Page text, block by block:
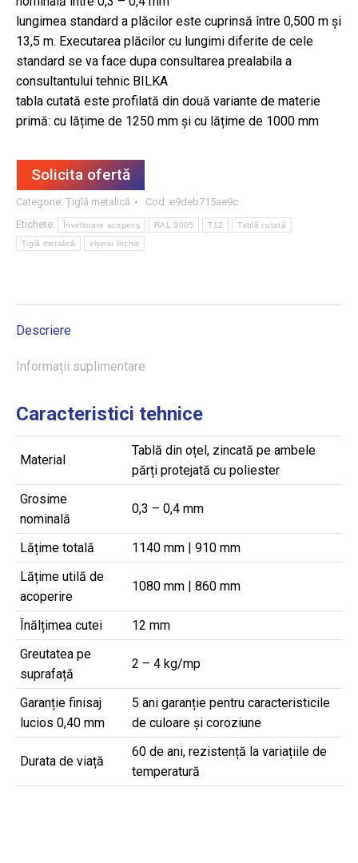
lungimea standard a plăcilor este cuprinsă între 0,500 m și
13,5 m. Executarea plăcilor cu lungimi diferite de cele
standard se va face dupa consultarea prealabila a
consultantului tehnic BILKA
tabla cutată este profilată din două variante de materie
primă: cu lățime de 1250 mm și cu lățime de 1000 mm
Solicita ofertă
Categorie: Țiglă metalică Cod: e9deb715ae9c
Etichete:
Învelitoare acoperiș RAL 3005 T12 Tablă cutată
Țiglă metalică vișiniu închis
Descriere
Informații suplimentare
Caracteristici tehnice
Material
Tablă din oțel, zincată pe ambele
părți protejată cu poliester
Grosime
nominală
0,3 – 0,4 mm
Lățime totală
1140 mm | 910 mm
Lățime utilă de
acoperire
1080 mm | 860 mm
Înălțimea cutei
12 mm
Greutatea pe
suprafață
2 – 4 kg/mp
Garanție finisaj
lucios 0,40 mm
5 ani garanție pentru caracteristicile
de culoare și coroziune
Durata de viață
60 de ani, rezistență la variațiile de
temperatură